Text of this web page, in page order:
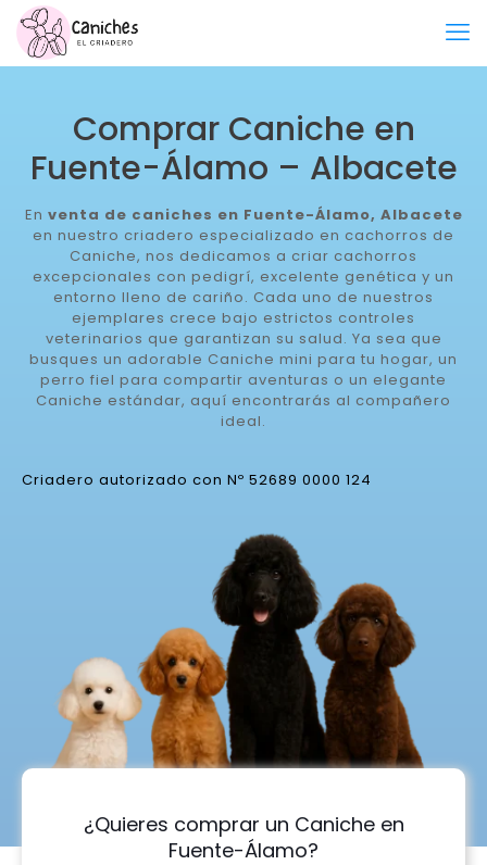
Comprar Caniche en
Fuente-Álamo – Albacete
En venta de caniches en Fuente-Álamo, Albacete
en nuestro criadero especializado en cachorros de
Caniche, nos dedicamos a criar cachorros
excepcionales con pedigrí, excelente genética y un
entorno lleno de cariño. Cada uno de nuestros
ejemplares crece bajo estrictos controles
veterinarios que garantizan su salud. Ya sea que
busques un adorable Caniche mini para tu hogar, un
perro fiel para compartir aventuras o un elegante
Caniche estándar, aquí encontrarás al compañero
ideal.
Criadero autorizado con Nº 52689 0000 124
¿Quieres comprar un Caniche en
Fuente-Álamo?